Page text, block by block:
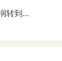
转到…